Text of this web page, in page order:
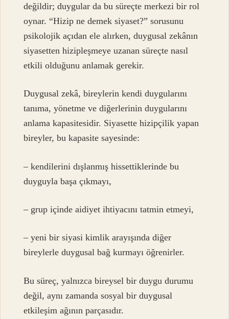
değildir; duygular da bu süreçte merkezi bir rol
oynar. “Hizip ne demek siyaset?” sorusunu
psikolojik açıdan ele alırken, duygusal zekânın
siyasetten hizipleşmeye uzanan süreçte nasıl
etkili olduğunu anlamak gerekir.
Duygusal zekâ, bireylerin kendi duygularını
tanıma, yönetme ve diğerlerinin duygularını
anlama kapasitesidir. Siyasette hizipçilik yapan
bireyler, bu kapasite sayesinde:
– kendilerini dışlanmış hissettiklerinde bu
duyguyla başa çıkmayı,
– grup içinde aidiyet ihtiyacını tatmin etmeyi,
– yeni bir siyasi kimlik arayışında diğer
bireylerle duygusal bağ kurmayı öğrenirler.
Bu süreç, yalnızca bireysel bir duygu durumu
değil, aynı zamanda sosyal bir duygusal
etkileşim ağının parçasıdır.